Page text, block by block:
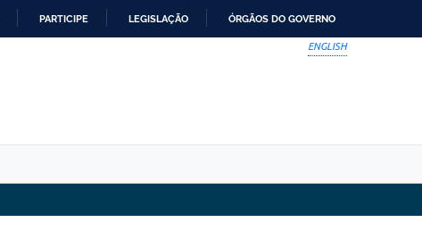
PARTICIPE LEGISLAÇÃO ÓRGÃOS DO GOVERNO
ENGLISH